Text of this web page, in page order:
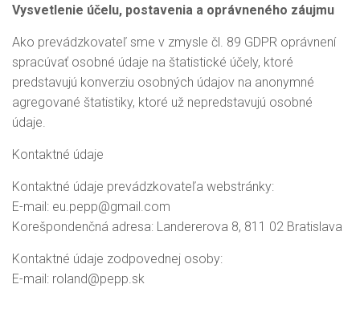
Vysvetlenie účelu, postavenia a oprávneného záujmu
Ako prevádzkovateľ sme v zmysle čl. 89 GDPR oprávnení
spracúvať osobné údaje na štatistické účely, ktoré
predstavujú konverziu osobných údajov na anonymné
agregované štatistiky, ktoré už nepredstavujú osobné
údaje.
Kontaktné údaje
Kontaktné údaje prevádzkovateľa webstránky:
E-mail: eu.pepp@gmail.com
​Korešpondenčná adresa: Landererova 8, 811 02 Bratislava
Kontaktné údaje zodpovednej osoby:
E-mail: roland@pepp.sk